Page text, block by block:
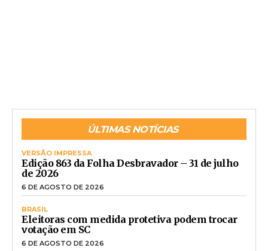
ÚLTIMAS NOTÍCIAS
VERSÃO IMPRESSA
Edição 863 da Folha Desbravador – 31 de julho
de 2026
6 DE AGOSTO DE 2026
BRASIL
Eleitoras com medida protetiva podem trocar
votação em SC
6 DE AGOSTO DE 2026